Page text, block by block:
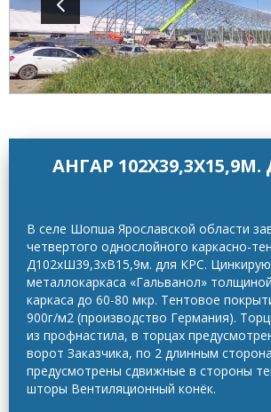
АНГАР
В селе Шопша Ярославской области
четвертого однослойного каркасно-
Д102хШ39,3хВ15,9м. для КРС.
металлокаркаса «Гальванол»
каркаса до 60-80 мкр. Тентовое
900г/м2 (производство Германия).
из профнастила, в торцах
ворот Заказчика, по 2 длинным
предусмотрены сдвижные в стороны
шторы Вентиляционный конёк.